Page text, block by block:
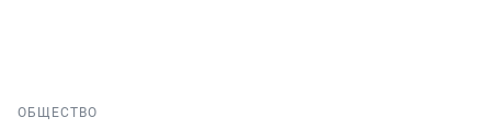
ОБЩЕСТВО